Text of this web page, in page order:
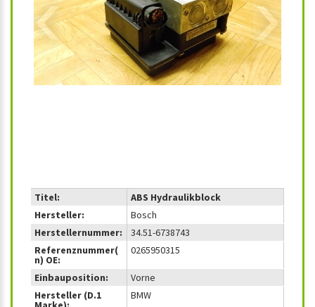
Titel:
ABS Hydraulikblock
Hersteller:
Bosch
Herstellernummer:
34.51-6738743
Referenznummer(
n) OE:
0265950315
Einbauposition:
Vorne
Hersteller (D.1
BMW